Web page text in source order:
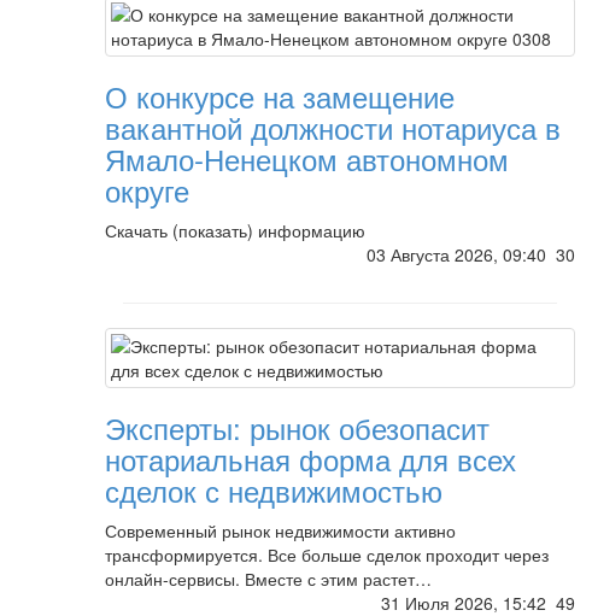
О конкурсе на замещение
вакантной должности нотариуса в
Ямало-Ненецком автономном
округе
Скачать (показать) информацию
03 Августа 2026, 09:40 30
Эксперты: рынок обезопасит
нотариальная форма для всех
сделок с недвижимостью
Современный рынок недвижимости активно
трансформируется. Все больше сделок проходит через
онлайн-сервисы. Вместе с этим растет…
31 Июля 2026, 15:42 49